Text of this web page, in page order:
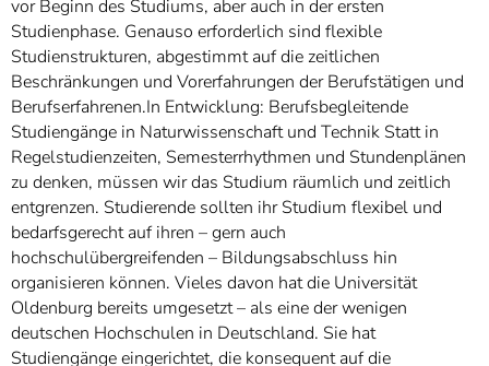
vor Beginn des Studiums, aber auch in der ersten
Studienphase. Genauso erforderlich sind flexible
Studienstrukturen, abgestimmt auf die zeitlichen
Beschränkungen und Vorerfahrungen der Berufstätigen und
Berufserfahrenen.In Entwicklung: Berufsbegleitende
Studiengänge in Naturwissenschaft und Technik Statt in
Regelstudienzeiten, Semesterrhythmen und Stundenplänen
zu denken, müssen wir das Studium räumlich und zeitlich
entgrenzen. Studierende sollten ihr Studium flexibel und
bedarfsgerecht auf ihren – gern auch
hochschulübergreifenden – Bildungsabschluss hin
organisieren können. Vieles davon hat die Universität
Oldenburg bereits umgesetzt – als eine der wenigen
deutschen Hochschulen in Deutschland. Sie hat
Studiengänge eingerichtet, die konsequent auf die